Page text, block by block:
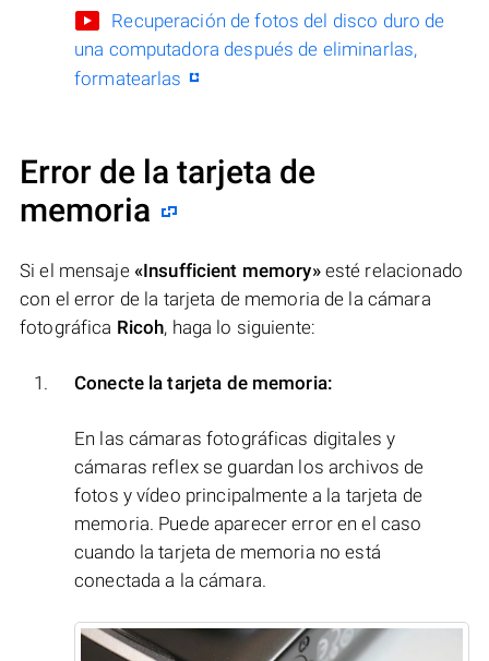
Recuperación de fotos del disco duro de
una computadora después de eliminarlas,
formatearlas
Error de la tarjeta de
memoria
Si el mensaje «Insufficient memory»esté relacionado
con el error de la tarjeta de memoria de la cámara
fotográfica Ricoh, haga lo siguiente:
Conecte la tarjeta de memoria:
En las cámaras fotográficas digitales y
cámaras reflex se guardan los archivos de
fotos y vídeo principalmente a la tarjeta de
memoria. Puede aparecer error en el caso
cuando la tarjeta de memoria no está
conectada a la cámara.